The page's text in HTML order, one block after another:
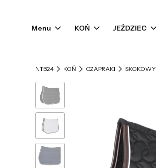
Menu KOŃ JEŹDZIEC
NTB24 KOŃ CZAPRAKI SKOKOWY